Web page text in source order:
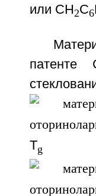
или CH2C6
патенте
Tg